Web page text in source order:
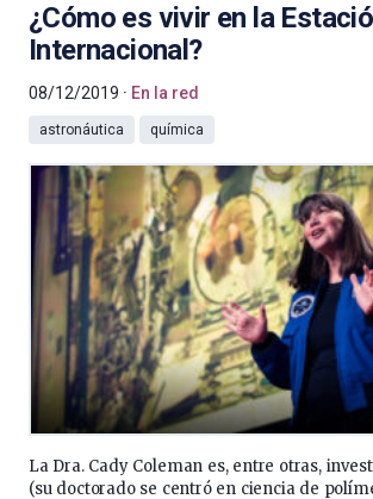
¿Cómo es vivir en la
Internacional?
08/12/2019 En la red
astronáutica química
La Dra. Cady Coleman es, entre otras,
(su doctorado se centró en ciencia de